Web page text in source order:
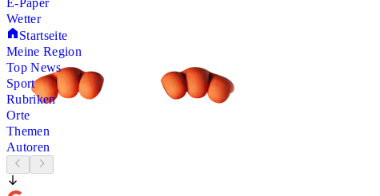
E-Paper
Wetter
Startseite
Meine Region
Top News
Sport
Rubriken
Orte
Themen
Autoren